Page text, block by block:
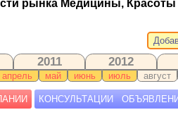
рынка Медицины,
2011 2012
апрель май июнь июль август
КОНСУЛЬТАЦИИ